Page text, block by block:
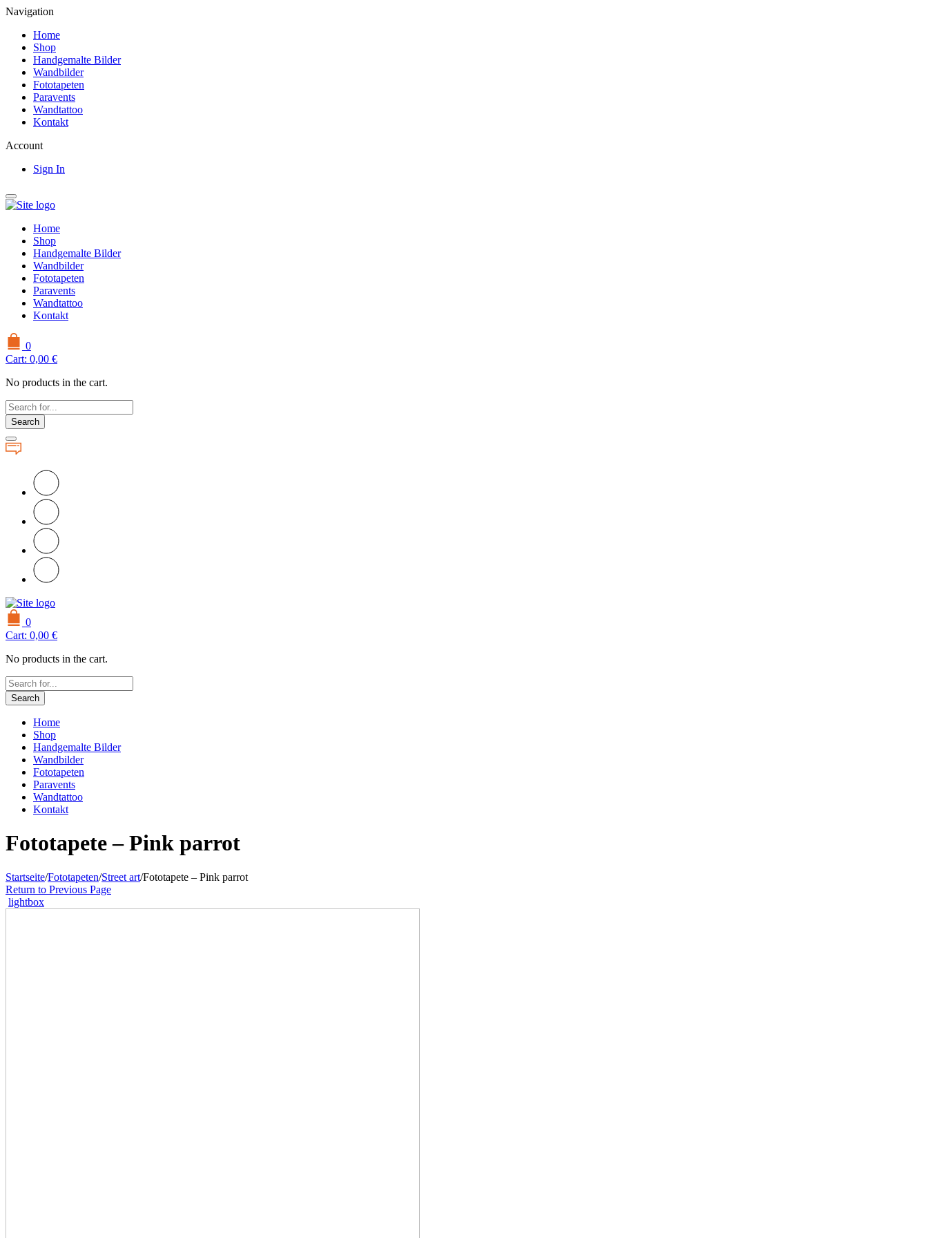
Navigation
Home
Shop
Handgemalte Bilder
Wandbilder
Fototapeten
Paravents
Wandtattoo
Kontakt
Account
Sign In
Home
Shop
Handgemalte Bilder
Wandbilder
Fototapeten
Paravents
Wandtattoo
Kontakt
0
Cart: 0,00 €
No products in the cart.
Search
0
Cart: 0,00 €
No products in the cart.
Search
Home
Shop
Handgemalte Bilder
Wandbilder
Fototapeten
Paravents
Wandtattoo
Kontakt
Fototapete – Pink parrot
Startseite/Fototapeten/Street art/Fototapete – Pink parrot
Return to Previous Page
lightbox